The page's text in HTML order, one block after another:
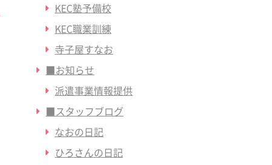
KEC塾予備校
KEC職業訓練
寺子屋すなお
■お知らせ
派遣事業情報提供
■スタッフブログ
なおの日記
ひろさんの日記